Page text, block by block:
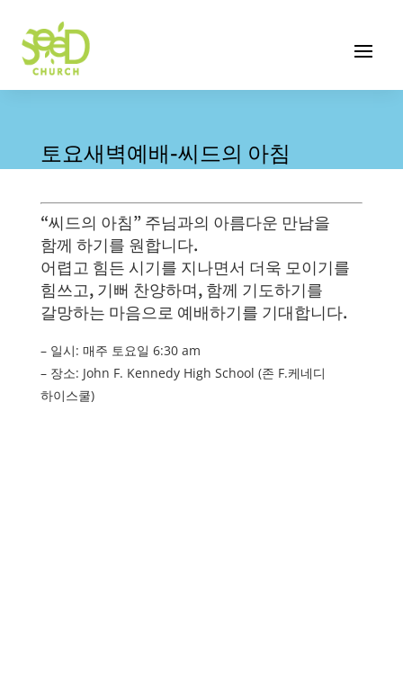
토요새벽예배-씨드의 아침
“씨드의 아침” 주님과의 아름다운 만남을
함께 하기를 원합니다.
어렵고 힘든 시기를 지나면서 더욱 모이기를
힘쓰고, 기뻐 찬양하며, 함께 기도하기를
갈망하는 마음으로 예배하기를 기대합니다.
– 일시: 매주 토요일 6:30 am
– 장소: John F. Kennedy High School (존 F.케네디
하이스쿨)